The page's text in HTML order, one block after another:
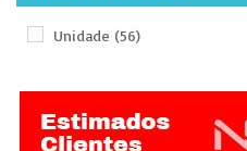
Unidade (56)